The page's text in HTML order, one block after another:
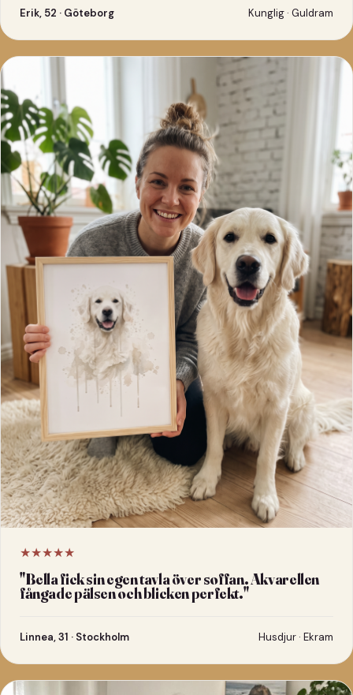
Erik, 52 · Göteborg Kunglig · Guldram
★★★★★
"Bella fick sin egen tavla över soffan. Akvarellen
fångade pälsen och blicken perfekt."
Linnea, 31 · Stockholm Husdjur · Ekram